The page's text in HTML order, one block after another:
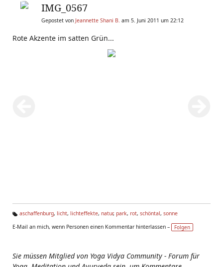
IMG_0567
Gepostet von Jeannette Shani B. am 5. Juni 2011 um 22:12
Rote Akzente im satten Grün...
g
aschaffenburg, licht, lichteffekte, natur, park, rot, schöntal, sonne
E-Mail an mich, wenn Personen einen Kommentar hinterlassen –
Folgen
Sie müssen Mitglied von Yoga Vidya Community - Forum für